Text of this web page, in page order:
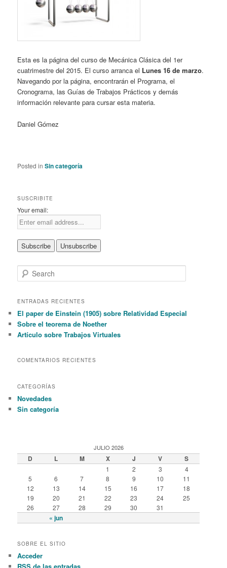
Esta es la página del curso de Mecánica Clásica del 1er
cuatrimestre del 2015. El curso arranca el Lunes 16 de marzo.
Navegando por la página, encontrarán el Programa, el
Cronograma, las Guías de Trabajos Prácticos y demás
información relevante para cursar esta materia.
Daniel Gómez
Posted in Sin categoría
SUSCRIBITE
Your email:
e
r
h
ENTRADAS RECIENTES
El paper de Einstein (1905) sobre Relatividad Especial
Sobre el teorema de Noether
Artículo sobre Trabajos Virtuales
COMENTARIOS RECIENTES
CATEGORÍAS
Novedades
Sin categoría
JULIO 2026
D L M X J V S
« jun
1 2 3
4
5
6 7 8 9 10
11
12
13 14 15 16 17
18
19
20 21 22 23 24
25
26
27 28 29 30 31
SOBRE EL SITIO
Acceder